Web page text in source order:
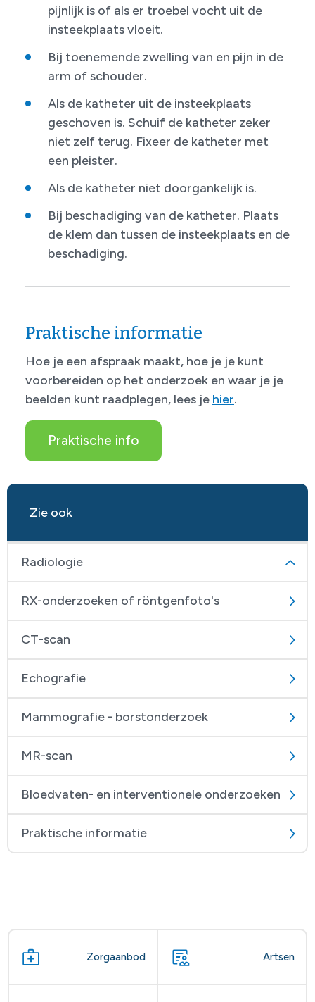
pijnlijk is of als er troebel vocht uit de
insteekplaats vloeit.
Bij toenemende zwelling van en pijn in de
arm of schouder.
Als de katheter uit de insteekplaats
geschoven is. Schuif de katheter zeker
niet zelf terug. Fixeer de katheter met
een pleister.
Als de katheter niet doorgankelijk is.
Bij beschadiging van de katheter. Plaats
de klem dan tussen de insteekplaats en de
beschadiging.
Praktische informatie
Hoe je een afspraak maakt, hoe je je kunt
voorbereiden op het onderzoek en waar je je
beelden kunt raadplegen, lees je hier.
Praktische info
Zie ook
Radiologie
RX-onderzoeken of röntgenfoto's
CT-scan
Echografie
Mammografie - borstonderzoek
MR-scan
Bloedvaten- en interventionele onderzoeken
Praktische informatie
Zorgaanbod Artsen